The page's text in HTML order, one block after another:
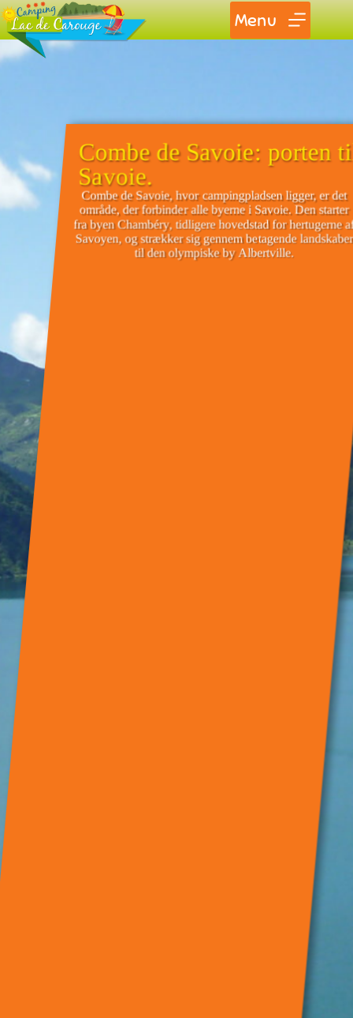
Menu
Combe de Savoie: porten
Savoie.
Combe de Savoie, hvor campingpladsen ligger, er det
område, der forbinder alle byerne i Savoie. Den starter
fra byen Chambéry, tidligere hovedstad for hertugerne
Savoyen, og strækker sig gennem betagende landskaber
til den olympiske by Albertville.